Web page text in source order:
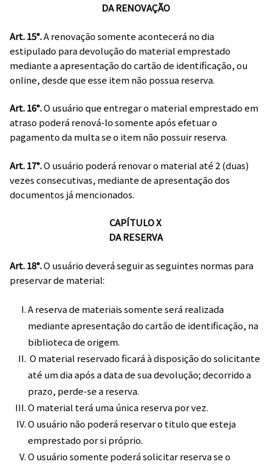
DA RENOVAÇÃO
Art. 15°.A renovação somente acontecerá no dia
estipulado para devolução do material emprestado
mediante a apresentação do cartão de identificação, ou
online, desde que esse item não possua reserva.
Art. 16°.O usuário que entregar o material emprestado em
atraso poderá renová-lo somente após efetuar o
pagamento da multa se o item não possuir reserva.
Art. 17°.O usuário poderá renovar o material até 2 (duas)
vezes consecutivas, mediante de apresentação dos
documentos já mencionados.
CAPÍTULO X
DA RESERVA
Art. 18°.O usuário deverá seguir as seguintes normas para
preservar de material:
A reserva de materiais somente será realizada
mediante apresentação do cartão de identificação, na
biblioteca de origem.
O material reservado ficará à disposição do solicitante
até um dia após a data de sua devolução; decorrido a
prazo, perde-se a reserva.
O material terá uma única reserva por vez.
O usuário não poderá reservar o titulo que esteja
emprestado por si próprio.
O usuário somente poderá solicitar reserva se o